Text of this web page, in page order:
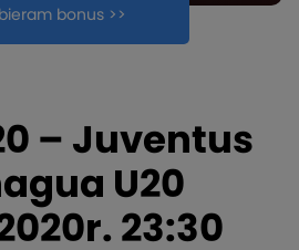
bonus >>
– Juventus
U20
23:30